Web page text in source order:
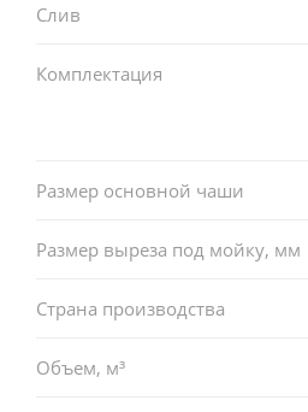
Слив
Комплектация
Размер основной чаши
Размер выреза под мойку, мм
Страна производства
Объем, м³